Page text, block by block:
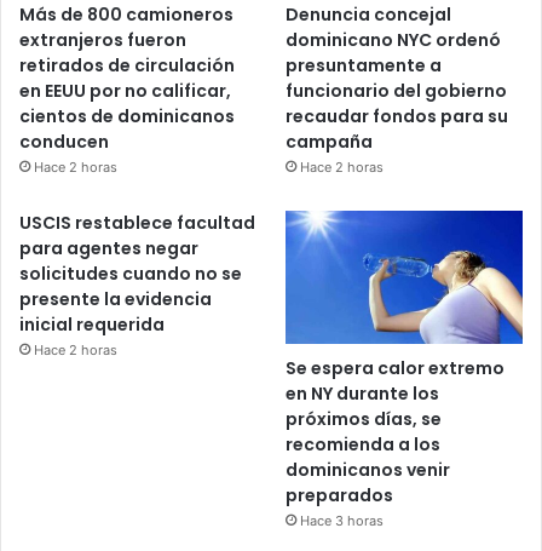
Más de 800 camioneros
extranjeros fueron
retirados de circulación
en EEUU por no calificar,
cientos de dominicanos
conducen
Hace 2 horas
Denuncia concejal
dominicano NYC ordenó
presuntamente a
funcionario del gobierno
recaudar fondos para su
campaña
Hace 2 horas
USCIS restablece facultad
para agentes negar
solicitudes cuando no se
presente la evidencia
inicial requerida
Hace 2 horas
Se espera calor extremo
en NY durante los
próximos días, se
recomienda a los
dominicanos venir
preparados
Hace 3 horas